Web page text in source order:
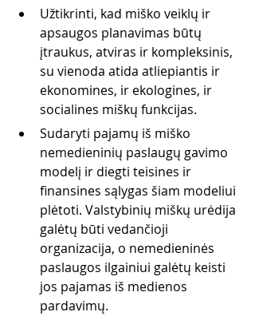
Užtikrinti, kad miško veiklų ir
apsaugos planavimas būtų
įtraukus, atviras ir kompleksinis,
su vienoda atida atliepiantis ir
ekonomines, ir ekologines, ir
socialines miškų funkcijas.
Sudaryti pajamų iš miško
nemedieninių paslaugų gavimo
modelį ir diegti teisines ir
finansines sąlygas šiam modeliui
plėtoti. Valstybinių miškų urėdija
galėtų būti vedančioji
organizacija, o nemedieninės
paslaugos ilgainiui galėtų keisti
jos pajamas iš medienos
pardavimų.